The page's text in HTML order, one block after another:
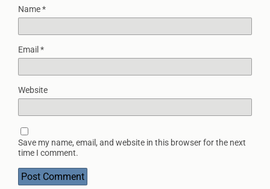
Name*
Email *
Website
Save my name, email, and website in this browser for the next
time I comment.